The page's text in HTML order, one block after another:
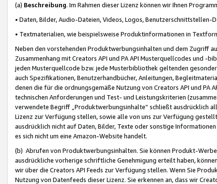
(a) Beschreibung. Im Rahmen dieser Lizenz können wir Ihnen
• Daten, Bilder, Audio-Dateien, Videos, Logos, Benutzerschnittstellen-
• Textmaterialien, wie beispielsweise Produktinformationen in
Neben den vorstehenden Produktwerbungsinhalten und dem Zugriff
Zusammenhang mit Creators API und PA API Musterquellcodes und
jeden Musterquellcode bzw. jede Musterbibliothek geltenden
auch Spezifikationen, Benutzerhandbücher, Anleitungen,
denen die für die ordnungsgemäße Nutzung von Creators API und PA
technischen Anforderungen und Test- und Leistungskriterien
verwendete Begriff „Produktwerbungsinhalte“ schließt ausdrücklich
Lizenz zur Verfügung stellen, sowie alle von uns zur Verfügung
ausdrücklich nicht auf Daten, Bilder, Texte oder sonstige
es sich nicht um eine Amazon-Website handelt.
(b) Abrufen von Produktwerbungsinhalten. Sie können Produkt-
ausdrückliche vorherige schriftliche Genehmigung erteilt haben,
wir über die Creators API Feeds zur Verfügung stellen. Wenn Sie
Nutzung von Datenfeeds dieser Lizenz. Sie erkennen an, dass wir